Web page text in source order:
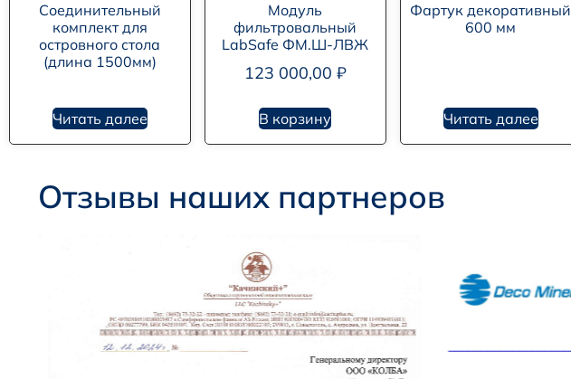
Соединительный
комплект для
островного стола
(длина 1500мм)
Читать далее
Модуль
фильтровальный
LabSafe ФМ.Ш-ЛВЖ
123 000,00 ₽
В корзину
Фартук декоративный
600 мм
Читать далее
Отзывы наших партнеров